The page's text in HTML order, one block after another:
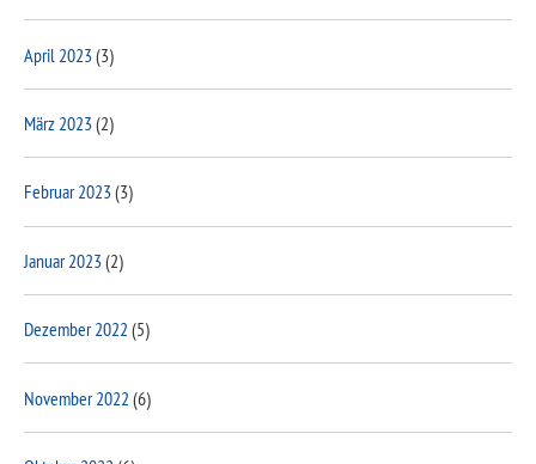
April 2023(3)
März 2023(2)
Februar 2023(3)
Januar 2023(2)
Dezember 2022 (5)
November 2022 (6)